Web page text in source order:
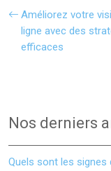
Améliorez votre
ligne avec des
efficaces
Nos derniers
Quels sont les signes